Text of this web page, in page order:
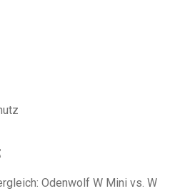
Odenwolf W Mini vs. W